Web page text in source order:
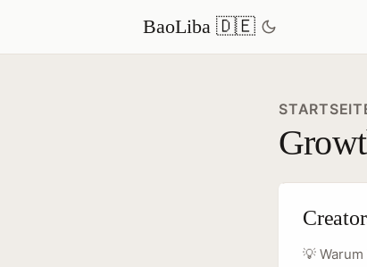
BaoLiba 🇩🇪
💡